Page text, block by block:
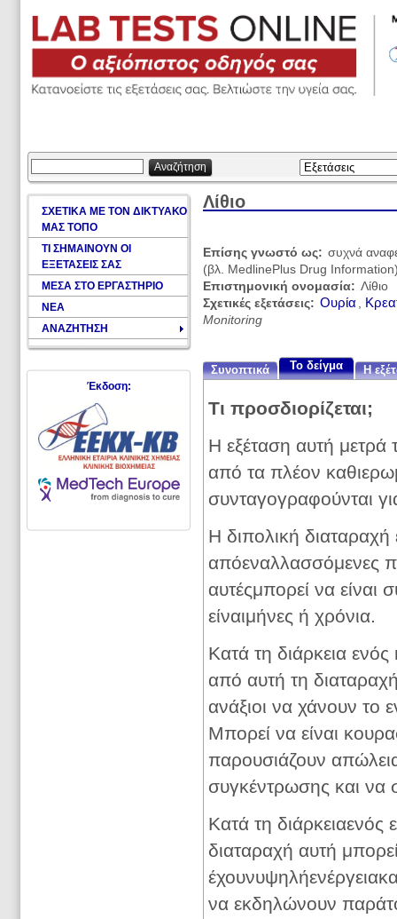
Αναζήτηση
Λίθιο
Επίσης γνωστό ως: συχνά
(βλ. MedlinePlus Drug
Επιστημονική ονομασία: Λίθιο
Σχετικές εξετάσεις: Ουρία ,
Monitoring
Συνοπτικά Το δείγμα Η
Τι προσδιορίζεται;
Η εξέταση αυτή μετρά
από τα πλέον
συνταγογραφούνται
Η διπολική διαταραχή
απόεναλλασσόμενες
αυτέςμπορεί να είναι
είναιμήνες ή χρόνια.
Κατά τη διάρκεια
από αυτή τη
ανάξιοι να χάνουν το
Μπορεί να είναι
παρουσιάζουν
συγκέντρωσης και να
Κατά τη διάρκειαενός
διαταραχή αυτή
να εκδηλώνουν
ΣΧΕΤΙΚΑ ΜΕ ΤΟΝ ΔΙΚΤΥΑΚΟ
ΜΑΣ ΤΟΠΟ
ΤΙ ΣΗΜΑΙΝΟΥΝ ΟΙ
ΕΞΕΤΑΣΕΙΣ ΣΑΣ
ΜΕΣΑ ΣΤΟ ΕΡΓΑΣΤΗΡΙΟ
ΝΕΑ
ΑΝΑΖΗΤΗΣΗ
Έκδοση: